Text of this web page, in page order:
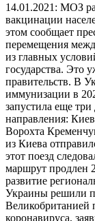
14.01.2021: МОЗ
вакцинации
этом сообщает
перемещения
из главных
государства. Это
правительств. В
иммунизации в
запустила еще
направления:
Ворохта
из Киева
этот поезд
маршрут продлен
развитие
Украины решили
Великобританией
коронавируса,